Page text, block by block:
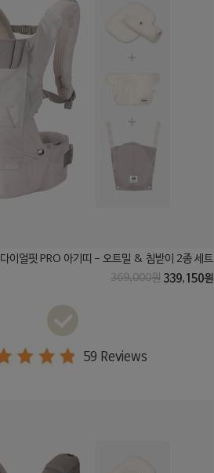
다이얼핏 PRO 아기띠 - 오트밀 & 침받이 2종 세트
369,000원 339,150원
59 Reviews